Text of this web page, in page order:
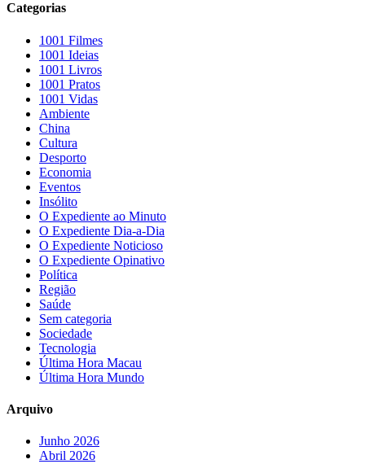
Categorias
1001 Filmes
1001 Ideias
1001 Livros
1001 Pratos
1001 Vidas
Ambiente
China
Cultura
Desporto
Economia
Eventos
Insólito
O Expediente ao Minuto
O Expediente Dia-a-Dia
O Expediente Noticioso
O Expediente Opinativo
Política
Região
Saúde
Sem categoria
Sociedade
Tecnologia
Última Hora Macau
Última Hora Mundo
Arquivo
Junho 2026
Abril 2026